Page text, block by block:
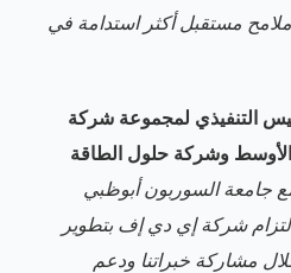
مستقبل أكثر استدامة في
التنفيذي لمجموعة شركة
وشركة حلول الطاقة
جامعة السوربون أبوظبي
شركة إي دي إف بتطوير
مشاركة خبراتنا ودعم